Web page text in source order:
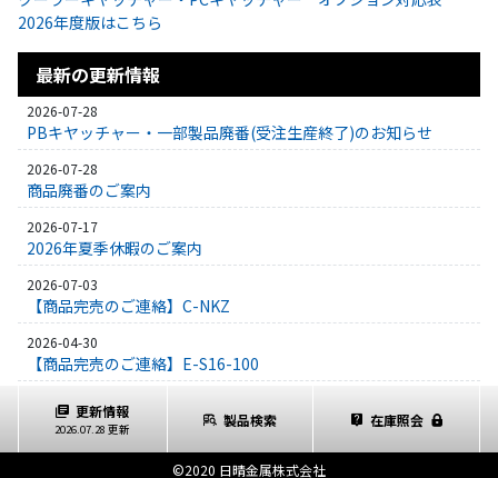
最新の更新情報
2026-07-28
PBキヤッチャー・一部製品廃番(受注生産終了)のお知らせ
2026-07-28
商品廃番のご案内
2026-07-17
2026年夏季休暇のご案内
2026-07-03
【商品完売のご連絡】C-NKZ
2026-04-30
【商品完売のご連絡】E-S16-100
2026年度版はこちら
更新情報
2026.07.28 更新 製品検索 在庫照会
©2020 日晴金属株式会社